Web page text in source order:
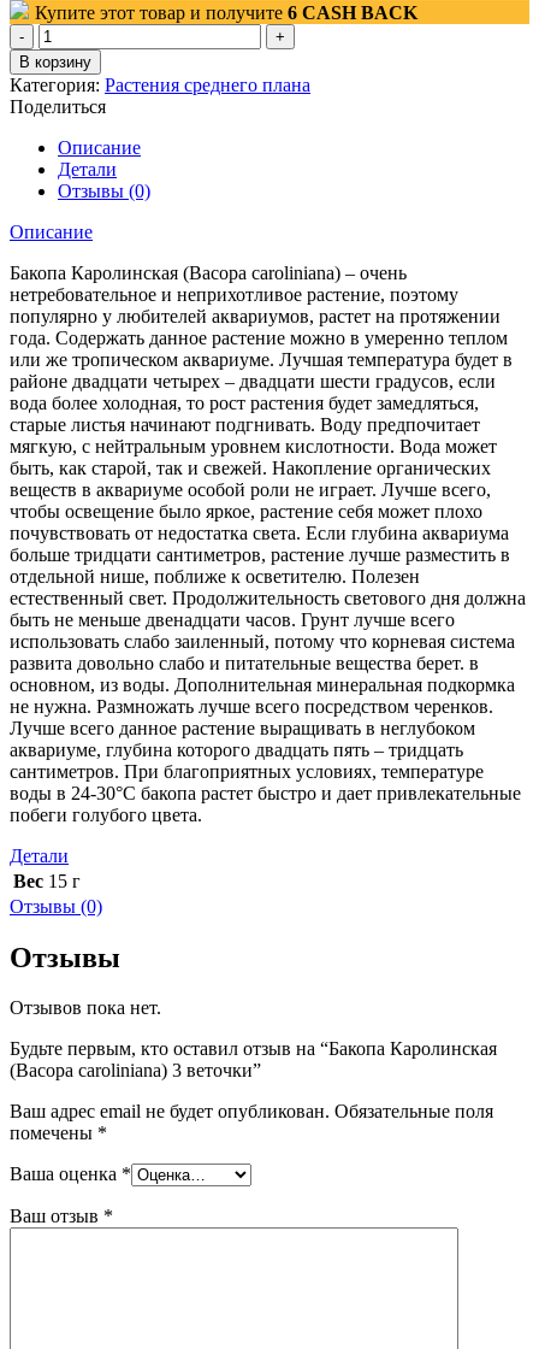
Купите этот товар и получите 6 CASH BACK
Количество
товара
Бакопа
Каролинская
(Bасора
caroliniana)
3
веточки
В корзину
Категория: Растения среднего плана
Поделиться
Описание
Детали
Отзывы (0)
Описание
Бакопа Каролинская (Bасора caroliniana) – очень
нетребовательное и неприхотливое растение, поэтому
популярно у любителей аквариумов, растет на протяжении
года. Содержать данное растение можно в умеренно теплом
или же тропическом аквариуме. Лучшая температура будет в
районе двадцати четырех – двадцати шести градусов, если
вода более холодная, то рост растения будет замедляться,
старые листья начинают подгнивать. Воду предпочитает
мягкую, с нейтральным уровнем кислотности. Вода может
быть, как старой, так и свежей. Накопление органических
веществ в аквариуме особой роли не играет. Лучше всего,
чтобы освещение было яркое, растение себя может плохо
почувствовать от недостатка света. Если глубина аквариума
больше тридцати сантиметров, растение лучше разместить в
отдельной нише, поближе к осветителю. Полезен
естественный свет. Продолжительность светового дня должна
быть не меньше двенадцати часов. Грунт лучше всего
использовать слабо заиленный, потому что корневая система
развита довольно слабо и питательные вещества берет. в
основном, из воды. Дополнительная минеральная подкормка
не нужна. Размножать лучше всего посредством черенков.
Лучше всего данное растение выращивать в неглубоком
аквариуме, глубина которого двадцать пять – тридцать
сантиметров. При благоприятных условиях, температуре
воды в 24-30°С бакопа растет быстро и дает привлекательные
побеги голубого цвета.
Детали
Вес 15 г
Отзывы (0)
Отзывы
Отзывов пока нет.
Будьте первым, кто оставил отзыв на “Бакопа Каролинская
(Bасора caroliniana) 3 веточки”
Ваш адрес email не будет опубликован. Обязательные поля
помечены *
Ваша оценка *
Ваш отзыв *